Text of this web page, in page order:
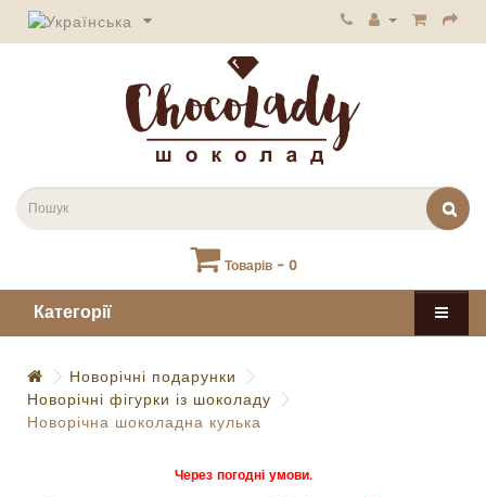
Товарів - 0
Категорії
Новорічні подарунки
Новорічні фігурки із шоколаду
Новорічна шоколадна кулька
Через погодні умови.